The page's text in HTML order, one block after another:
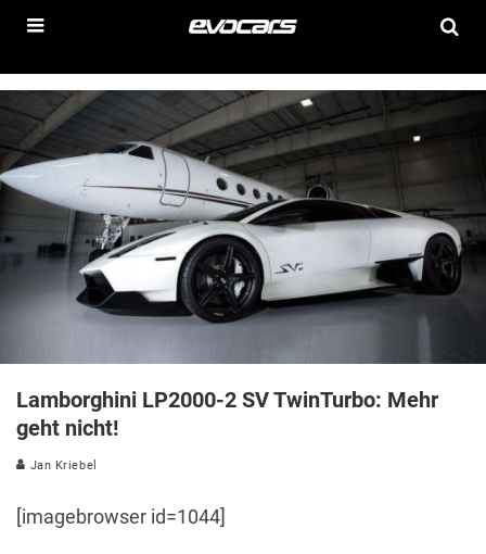
Lamborghini LP2000-2 SV TwinTurbo: Mehr
geht nicht!
Jan Kriebel
[imagebrowser id=1044]